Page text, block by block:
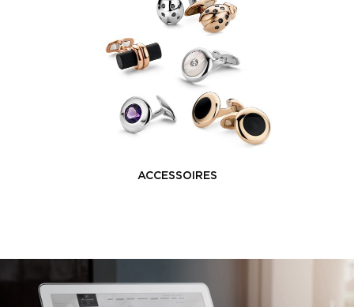
ACCESSOIRES